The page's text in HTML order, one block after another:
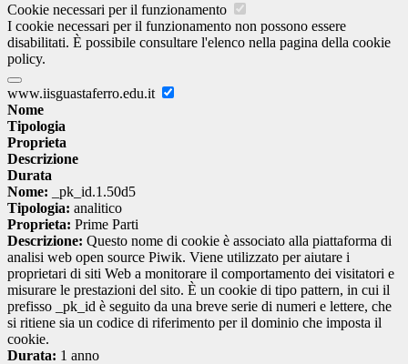
Cookie necessari per il funzionamento
I cookie necessari per il funzionamento non possono essere
disabilitati. È possibile consultare l'elenco nella pagina della cookie
policy.
www.iisguastaferro.edu.it
Nome
Tipologia
Proprieta
Descrizione
Durata
Nome: _pk_id.1.50d5
Tipologia: analitico
Proprieta: Prime Parti
Descrizione: Questo nome di cookie è associato alla piattaforma di
analisi web open source Piwik. Viene utilizzato per aiutare i
proprietari di siti Web a monitorare il comportamento dei visitatori e
misurare le prestazioni del sito. È un cookie di tipo pattern, in cui il
prefisso _pk_id è seguito da una breve serie di numeri e lettere, che
si ritiene sia un codice di riferimento per il dominio che imposta il
cookie.
Durata: 1 anno